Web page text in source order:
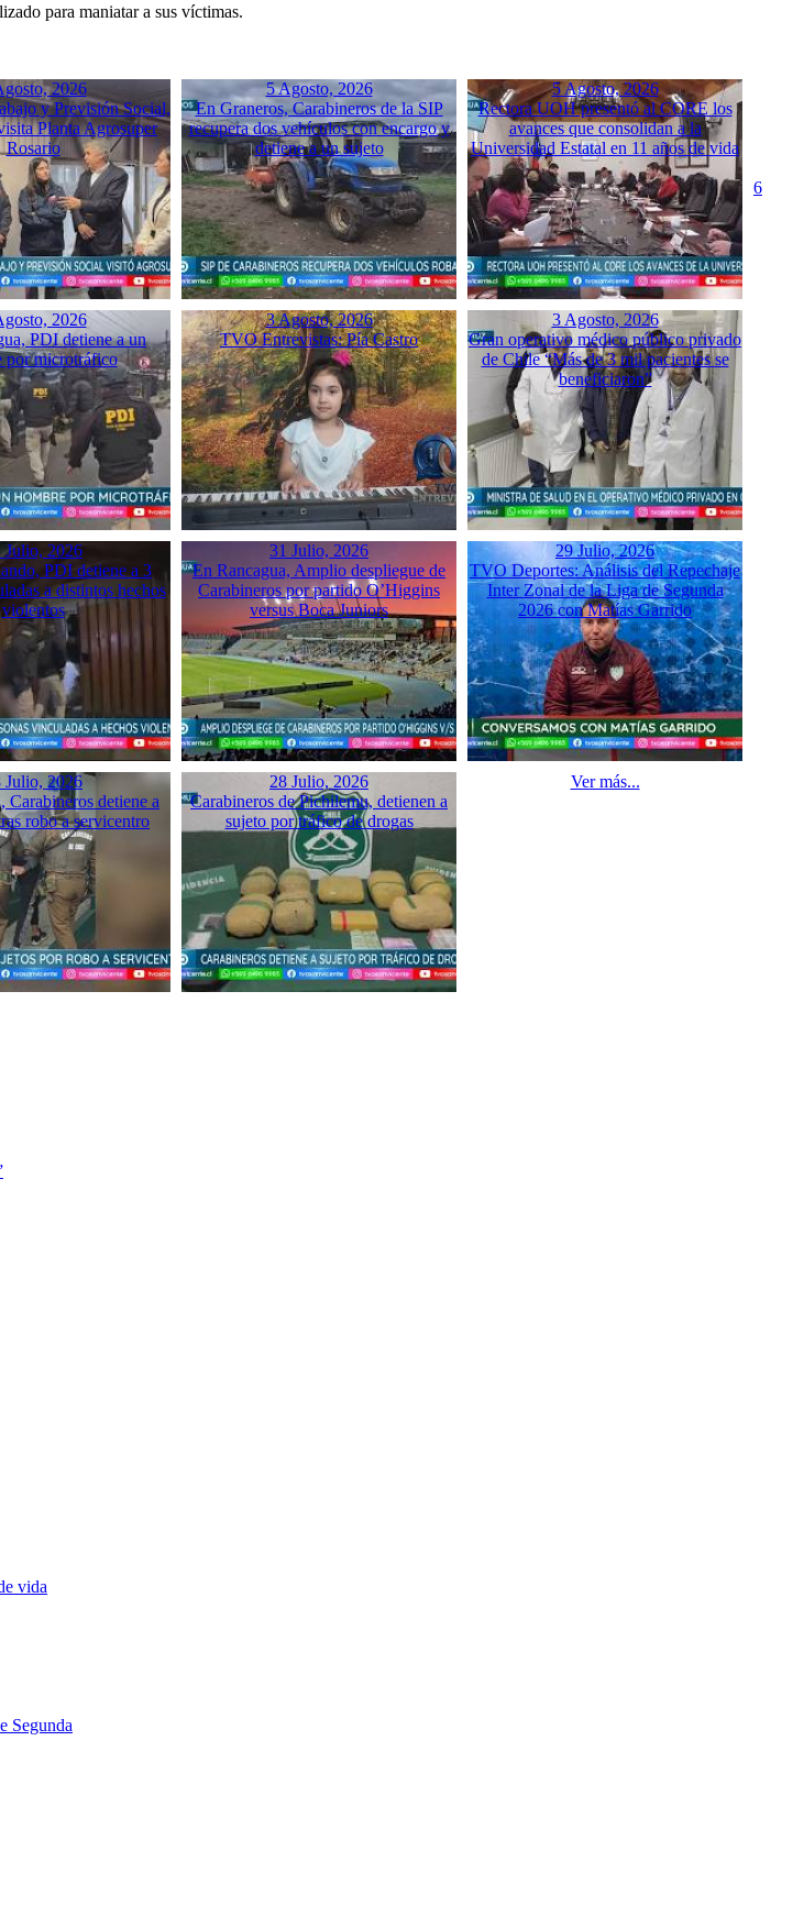
para maniatar a sus víctimas.
2026
y Previsión Social,
Planta Agrosuper
Rosario
5 Agosto, 2026
En Graneros, Carabineros de la SIP
recupera dos vehículos con encargo y
detiene a un sujeto
5 Agosto, 2026
Rectora UOH presentó al CORE los
avances que consolidan a la
Universidad Estatal en 11 años de vida
2026
PDI detiene a un
por microtráfico
3 Agosto, 2026
TVO Entrevistas: Pía Castro
3 Agosto, 2026
Gran operativo médico público privado
de Chile “Más de 3 mil pacientes se
beneficiaron”
Julio, 2026
PDI detiene a 3
a distintos hechos
violentos
31 Julio, 2026
En Rancagua, Amplio despliegue de
Carabineros por partido O’Higgins
versus Boca Juniors
29 Julio, 2026
TVO Deportes: Análisis del Repechaje
Inter Zonal de la Liga de Segunda
2026 con Matías Garrido
Julio, 2026
Carabineros detiene a
robo a servicentro
28 Julio, 2026
Carabineros de Pichilemu, detienen a
sujeto por tráfico de drogas
Ver más...
6
vida
Segunda